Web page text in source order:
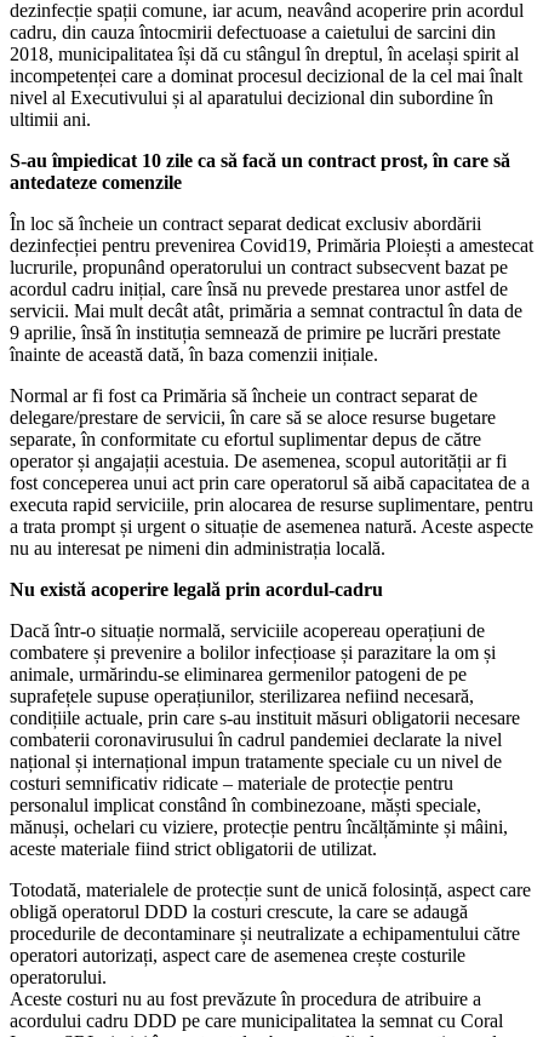
dezinfecție spații comune, iar acum, neavând acoperire prin acordul
cadru, din cauza întocmirii defectuoase a caietului de sarcini din
2018, municipalitatea își dă cu stângul în dreptul, în același spirit al
incompetenței care a dominat procesul decizional de la cel mai înalt
nivel al Executivului și al aparatului decizional din subordine în
ultimii ani.
S-au împiedicat 10 zile ca să facă un contract prost, în care să
antedateze comenzile
În loc să încheie un contract separat dedicat exclusiv abordării
dezinfecției pentru prevenirea Covid19, Primăria Ploiești a amestecat
lucrurile, propunând operatorului un contract subsecvent bazat pe
acordul cadru inițial, care însă nu prevede prestarea unor astfel de
servicii. Mai mult decât atât, primăria a semnat contractul în data de
9 aprilie, însă în instituția semnează de primire pe lucrări prestate
înainte de această dată, în baza comenzii inițiale.
Normal ar fi fost ca Primăria să încheie un contract separat de
delegare/prestare de servicii, în care să se aloce resurse bugetare
separate, în conformitate cu efortul suplimentar depus de către
operator și angajații acestuia. De asemenea, scopul autorității ar fi
fost conceperea unui act prin care operatorul să aibă capacitatea de a
executa rapid serviciile, prin alocarea de resurse suplimentare, pentru
a trata prompt și urgent o situație de asemenea natură. Aceste aspecte
nu au interesat pe nimeni din administrația locală.
Nu există acoperire legală prin acordul-cadru
Dacă într-o situație normală, serviciile acopereau operațiuni de
combatere și prevenire a bolilor infecțioase și parazitare la om și
animale, urmărindu-se eliminarea germenilor patogeni de pe
suprafețele supuse operațiunilor, sterilizarea nefiind necesară,
condițiile actuale, prin care s-au instituit măsuri obligatorii necesare
combaterii coronavirusului în cadrul pandemiei declarate la nivel
național și internațional impun tratamente speciale cu un nivel de
costuri semnificativ ridicate – materiale de protecție pentru
personalul implicat constând în combinezoane, măști speciale,
mănuși, ochelari cu viziere, protecție pentru încălțăminte și mâini,
aceste materiale fiind strict obligatorii de utilizat.
Totodată, materialele de protecție sunt de unică folosință, aspect care
obligă operatorul DDD la costuri crescute, la care se adaugă
procedurile de decontaminare și neutralizate a echipamentului către
operatori autorizați, aspect care de asemenea crește costurile
operatorului.
Aceste costuri nu au fost prevăzute în procedura de atribuire a
acordului cadru DDD pe care municipalitatea la semnat cu Coral